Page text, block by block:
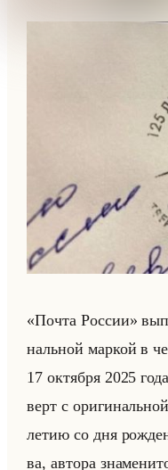
«Почта России»
нальной мар­кой в
17 ок­тяб­ря 2025
верт с
летию со дня
ва, ав­то­ра